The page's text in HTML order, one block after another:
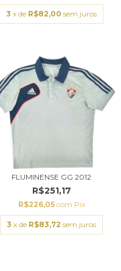
3 x de R$82,00 sem juros
FLUMINENSE GG 2012
R$251,17
R$226,05 com Pix
3 x de R$83,72 sem juros